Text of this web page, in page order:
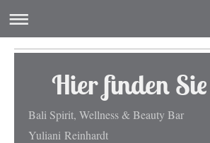
Hier finden
Bali Spirit, Wellness & Beauty Bar
Yuliani Reinhardt